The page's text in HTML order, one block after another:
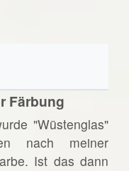
Färbung
"Wüstenglas"
nach meiner
Ist das dann